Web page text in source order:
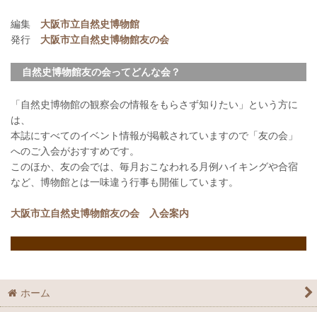
編集 大阪市立自然史博物館
発行 大阪市立自然史博物館友の会
自然史博物館友の会ってどんな会？
「自然史博物館の観察会の情報をもらさず知りたい」という方に
は、
本誌にすべてのイベント情報が掲載されていますので「友の会」
へのご入会がおすすめです。
このほか、友の会では、毎月おこなわれる月例ハイキングや合宿
など、博物館とは一味違う行事も開催しています。
大阪市立自然史博物館友の会 入会案内
ホーム